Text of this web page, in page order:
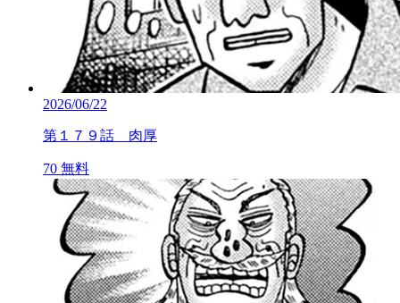
2026/06/22
第１７９話 肉厚
70 無料